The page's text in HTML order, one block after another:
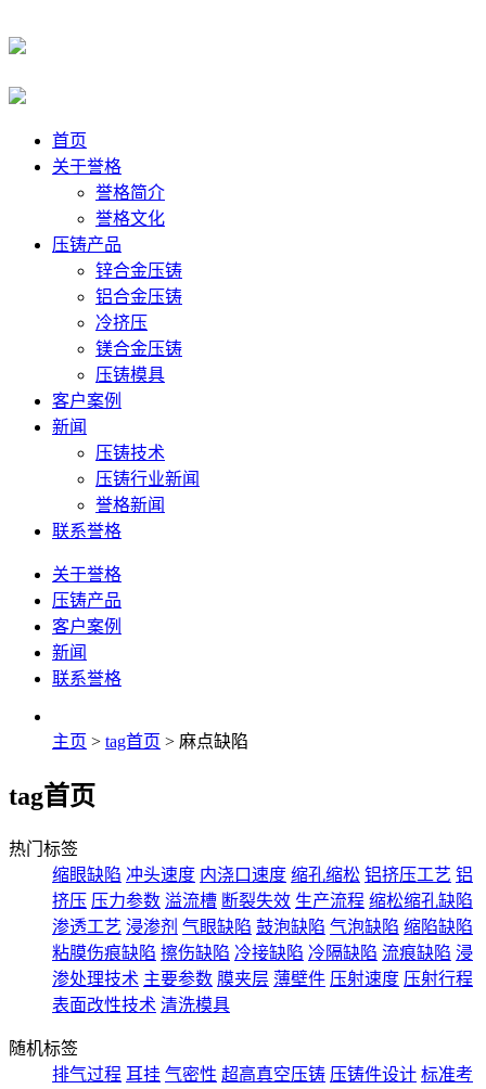
首页
关于誉格
誉格简介
誉格文化
压铸产品
锌合金压铸
铝合金压铸
冷挤压
镁合金压铸
压铸模具
客户案例
新闻
压铸技术
压铸行业新闻
誉格新闻
联系誉格
关于誉格
压铸产品
客户案例
新闻
联系誉格
主页 > tag首页 > 麻点缺陷
tag首页
热门标签
缩眼缺陷 冲头速度 内浇口速度 缩孔缩松 铝挤压工艺 铝
挤压 压力参数 溢流槽 断裂失效 生产流程 缩松缩孔缺陷
渗透工艺 浸渗剂 气眼缺陷 鼓泡缺陷 气泡缺陷 缩陷缺陷
粘膜伤痕缺陷 擦伤缺陷 冷接缺陷 冷隔缺陷 流痕缺陷 浸
渗处理技术 主要参数 膜夹层 薄壁件 压射速度 压射行程
表面改性技术 清洗模具
随机标签
排气过程 耳挂 气密性 超高真空压铸 压铸件设计 标准考